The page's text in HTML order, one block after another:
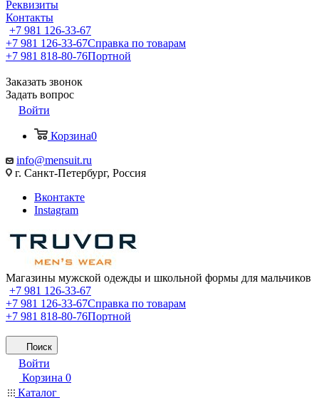
Реквизиты
Контакты
+7 981 126-33-67
+7 981 126-33-67Справка по товарам
+7 981 818-80-76Портной
Заказать звонок
Задать вопрос
Войти
Корзина0
info@mensuit.ru
г. Санкт-Петербург, Россия
Вконтакте
Instagram
Магазины мужской одежды и школьной формы для мальчиков
+7 981 126-33-67
+7 981 126-33-67Справка по товарам
+7 981 818-80-76Портной
Поиск
Войти
Корзина 0
Каталог